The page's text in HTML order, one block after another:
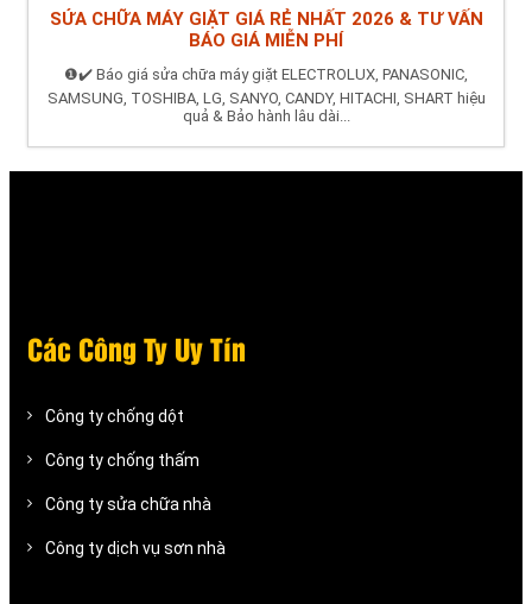
SỬA CHỮA MÁY GIẶT GIÁ RẺ NHẤT 2026 & TƯ VẤN
BÁO GIÁ MIỄN PHÍ
❶✔️ Báo giá sửa chữa máy giặt ELECTROLUX, PANASONIC,
SAMSUNG, TOSHIBA, LG, SANYO, CANDY, HITACHI, SHART hiệu
quả & Bảo hành lâu dài...
Các Công Ty Uy Tín
Công ty chống dột
Công ty chống thấm
Công ty sửa chữa nhà
Công ty dịch vụ sơn nhà